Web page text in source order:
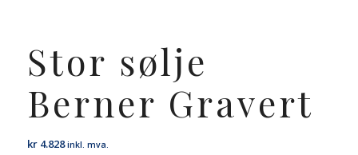
Stor sølje
Berner Gravert
kr4.828 inkl. mva.